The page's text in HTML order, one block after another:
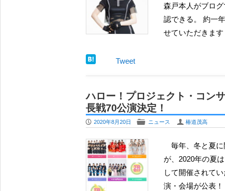
森戸本人がブロ
認できる。 約一
せていただきま
Tweet
ハロー！プロジェクト・コン
長戦70公演決定！
P 2020年8月20日 F ニュース U 椿道茂高
毎年、冬と夏に開催される恒例のハロー！プロジェクトのコンサートだ
が、2020年の夏
して開催されて
演・会場が公表